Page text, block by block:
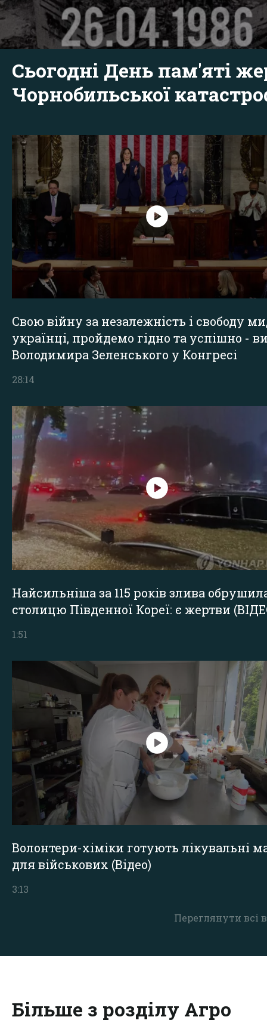
Переглянути всі
Сьогодні День пам'яті
Чорнобильської
Свою війну за незалежність і свободу
українці, пройдемо гідно та успішно -
Володимира Зеленського у Конгресі
28:14
Найсильніша за 115 років злива
столицю Південної Кореї: є жертви
1:51
Волонтери-хіміки готують лікувальні
для військових (Відео)
3:13
Більше з розділу Агро